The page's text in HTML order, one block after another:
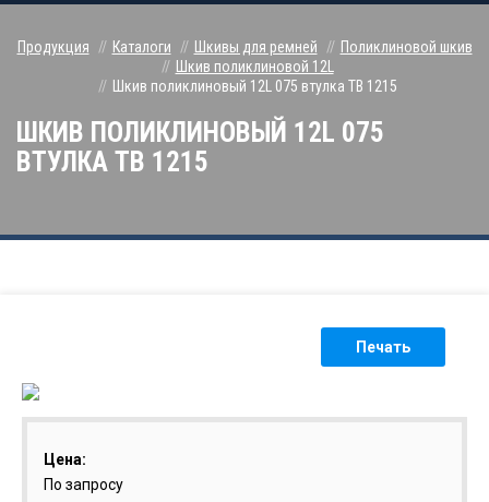
Продукция Каталоги Шкивы для ремней
Поликлиновой шкив
Шкив поликлиновой 12L
Шкив поликлиновый 12L 075 втулка ТВ 1215
ШКИВ ПОЛИКЛИНОВЫЙ 12L 075
ВТУЛКА ТВ 1215
Печать
Цена:
По запросу